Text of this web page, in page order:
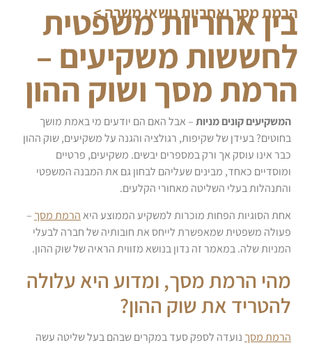
הרמת מסך ואחריות נושאי משרה>
בין אחריות משפטית
לחששות משקיעים –
הרמת מסך ושוק ההון
המשקיעים קונים מניות– אבל האם הם יודעים מי באמת מושך
בחוטים? בעידן של שקיפות, רגולציה והגנה על משקיעים, שוק ההון
כבר אינו עוסק אך ורק במספרים יבשים. משקיעים, פרטיים
ומוסדיים כאחד, מבינים שעליהם לבחון גם את המבנה המשפטי
והתנהלות בעלי השליטה מאחורי הקלעים.
אחת הסוגיות הפחות מוכרות למשקיע הממוצע היאהרמת מסך –
פעולה משפטית שמאפשרת לייחס את חובותיה של חברה לבעלי
המניות שלה. במאמר זה נדון בנושא מזווית הראיה של שוק ההון.
מהי הרמת מסך, ומדוע היא עלולה
להטריד את שוק ההון?
הרמת מסך נועדה לספק סעד במקרים שבהם בעל שליטה עשה